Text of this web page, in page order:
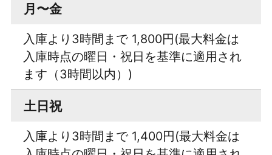
月〜金
入庫より3時間まで 1,800円(最大料金は
入庫時点の曜日・祝日を基準に適用され
ます（3時間以内）)
土日祝
入庫より3時間まで 1,400円(最大料金は